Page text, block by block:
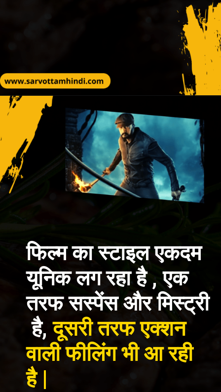
फिल्म का स्टाइल एकदम
यूनिक लग रहा है , एक
तरफ सस्पेंस और मिस्ट्री
है,दूसरी तरफ एक्शन
वाली फीलिंग भी आ रही
है |